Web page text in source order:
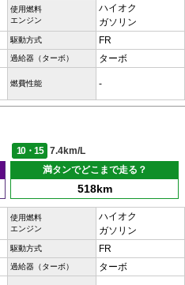
使用燃料
エンジン
ハイオク
ガソリン
駆動方式 FR
過給器（ターボ） ターボ
燃費性能 -
10・15
7.4km/L
満タンでどこまで走る？
518km
使用燃料
エンジン
ハイオク
ガソリン
駆動方式 FR
過給器（ターボ） ターボ